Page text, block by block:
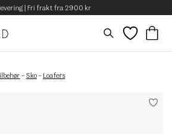
| Fri frakt fra 2900 kr
– Sko – Loafers